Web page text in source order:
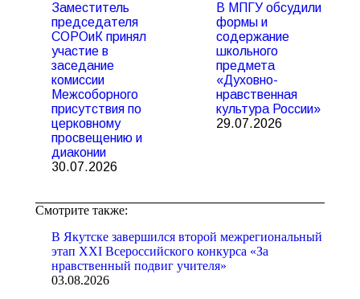
Заместитель
председателя
СОРОиК принял
участие в
заседание
комиссии
Межсоборного
присутствия по
церковному
просвещению и
диаконии
30.07.2026
В МПГУ обсудили
формы и
содержание
школьного
предмета
«Духовно-
нравственная
культура России»
29.07.2026
Смотрите также:
В Якутске завершился второй межрегиональный
этап XXI Всероссийского конкурса «За
нравственный подвиг учителя»
03.08.2026